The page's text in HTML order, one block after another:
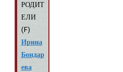
РОДИТ
ЕЛИ
(F)
Ирина
Бондар
ева